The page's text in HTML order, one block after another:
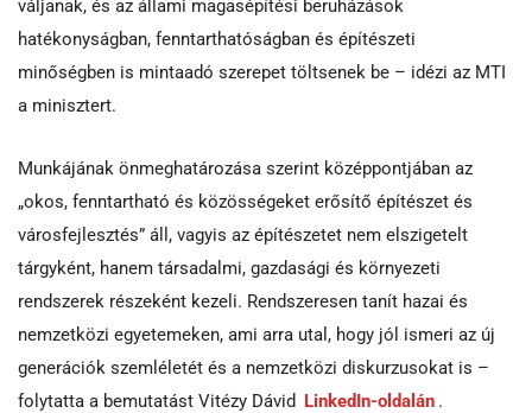
váljanak, és az állami magasépítési beruházások
hatékonyságban, fenntarthatóságban és építészeti
minőségben is mintaadó szerepet töltsenek be – idézi az MTI
a minisztert.
Munkájának önmeghatározása szerint középpontjában az
„okos, fenntartható és közösségeket erősítő építészet és
városfejlesztés” áll, vagyis az építészetet nem elszigetelt
tárgyként, hanem társadalmi, gazdasági és környezeti
rendszerek részeként kezeli. Rendszeresen tanít hazai és
nemzetközi egyetemeken, ami arra utal, hogy jól ismeri az új
generációk szemléletét és a nemzetközi diskurzusokat is –
folytatta a bemutatást Vitézy Dávid LinkedIn-oldalán .